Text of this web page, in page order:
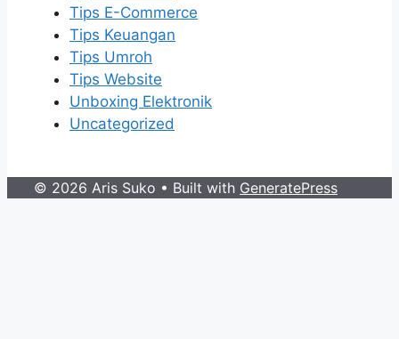
Tips E-Commerce
Tips Keuangan
Tips Umroh
Tips Website
Unboxing Elektronik
Uncategorized
© 2026 Aris Suko • Built with GeneratePress